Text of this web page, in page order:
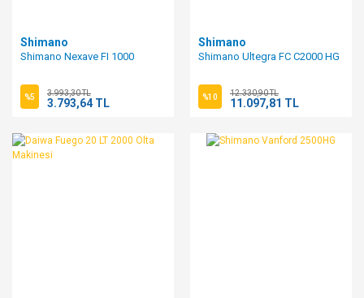
Shimano
Shimano Nexave FI 1000
%5 3.993,30 TL
3.793,64 TL
Shimano
Shimano Ultegra FC C2000 HG
%10 12.330,90 TL
11.097,81 TL